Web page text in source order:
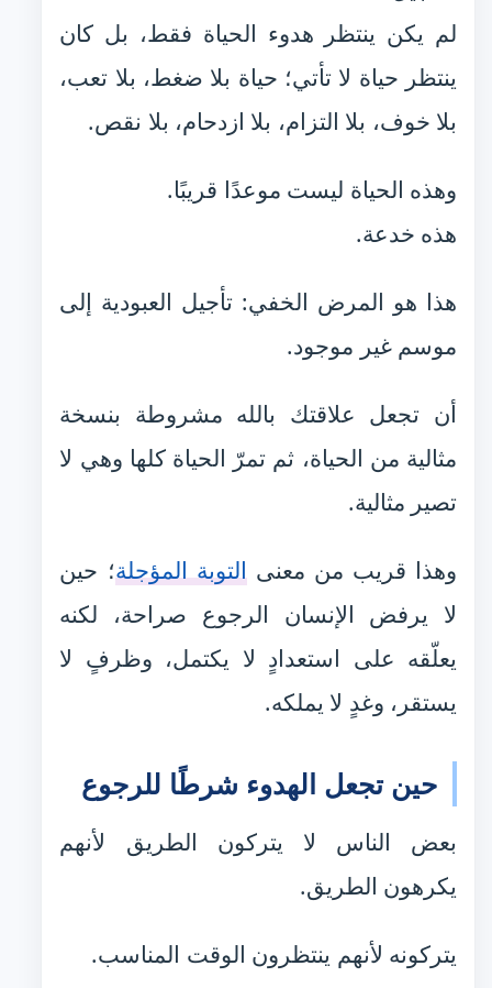
لم يكن ينتظر هدوء الحياة فقط، بل كان
ينتظر حياة لا تأتي؛ حياة بلا ضغط، بلا تعب،
بلا خوف، بلا التزام، بلا ازدحام، بلا نقص.
وهذه الحياة ليست موعدًا قريبًا.
هذه خدعة.
هذا هو المرض الخفي: تأجيل العبودية إلى
موسم غير موجود.
أن تجعل علاقتك بالله مشروطة بنسخة
مثالية من الحياة، ثم تمرّ الحياة كلها وهي لا
تصير مثالية.
وهذا قريب من معنىالتوبة المؤجلة؛ حين
لا يرفض الإنسان الرجوع صراحة، لكنه
يعلّقه على استعدادٍ لا يكتمل، وظرفٍ لا
يستقر، وغدٍ لا يملكه.
حين تجعل الهدوء شرطًا للرجوع
بعض الناس لا يتركون الطريق لأنهم
يكرهون الطريق.
يتركونه لأنهم ينتظرون الوقت المناسب.